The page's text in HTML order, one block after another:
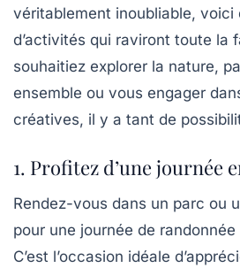
véritablement inoubliable, voici
d’activités qui raviront toute la
souhaitiez explorer la nature,
ensemble ou vous engager
créatives, il y a tant de
1. Profitez d’une journée
Rendez-vous dans un parc ou
pour une journée de
C’est l’occasion idéale